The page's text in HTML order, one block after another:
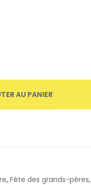
AU PANIER
, Fête des grands-pères,